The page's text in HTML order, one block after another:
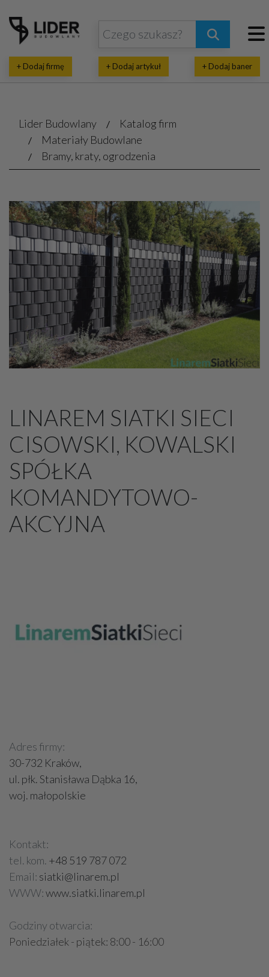
+ Dodaj firmę + Dodaj artykuł + Dodaj baner
Lider Budowlany
Katalog firm
Materiały Budowlane
Bramy, kraty, ogrodzenia
LINAREM SIATKI SIECI
CISOWSKI, KOWALSKI
SPÓŁKA
KOMANDYTOWO-
AKCYJNA
Adres firmy:
30-732 Kraków,
ul. płk. Stanisława Dąbka 16,
woj. małopolskie
Kontakt:
tel. kom. +48 519 787 072
Email: siatki@linarem.pl
WWW:www.siatki.linarem.pl
Godziny otwarcia:
Poniedziałek - piątek: 8:00 - 16:00